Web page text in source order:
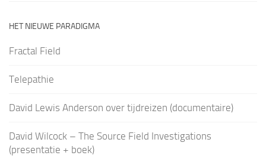
HET NIEUWE PARADIGMA
Fractal Field
Telepathie
David Lewis Anderson over tijdreizen (documentaire)
David Wilcock – The Source Field Investigations
(presentatie + boek)